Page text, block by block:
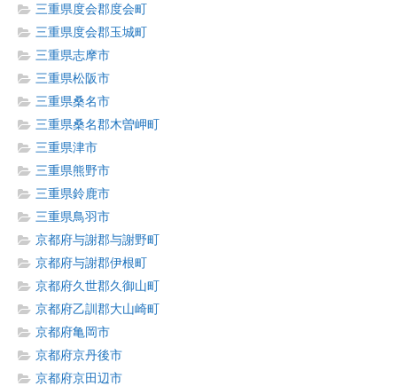
三重県度会郡度会町
三重県度会郡玉城町
三重県志摩市
三重県松阪市
三重県桑名市
三重県桑名郡木曽岬町
三重県津市
三重県熊野市
三重県鈴鹿市
三重県鳥羽市
京都府与謝郡与謝野町
京都府与謝郡伊根町
京都府久世郡久御山町
京都府乙訓郡大山崎町
京都府亀岡市
京都府京丹後市
京都府京田辺市